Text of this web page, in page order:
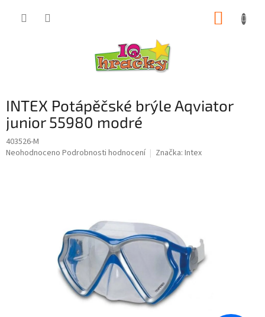
INTEX Potápěčské brýle Aqviator
junior 55980 modré
403526-M
Průměrné
Neohodnoceno Podrobnosti hodnocení Značka: Intex